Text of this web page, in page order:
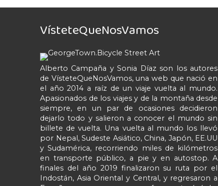
VísteteQueNosVamos
Alberto Campaña y Sonia Díaz son los autores
de VísteteQueNosVamos, una web que nació en
el año 2014 a raíz de un viaje vuelta al mundo.
Apasionados de los viajes y de la montaña desde
siempre, en un par de ocasiones decidieron
dejarlo todo y salieron a conocer el mundo sin
billete de vuelta. Una vuelta al mundo los llevó
por Nepal, Sudeste Asiático, China, Japón, EE.UU
y Sudamérica, recorriendo miles de kilómetros
en transporte público, a pie y en autostop. A
finales del año 2019 finalizaron su ruta por el
Indostán, Asia Oriental y Central, y regresaron a